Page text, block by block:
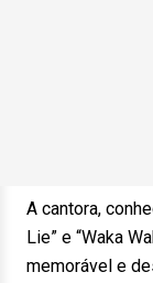
A cantora,
Lie” e “Waka
memorável e